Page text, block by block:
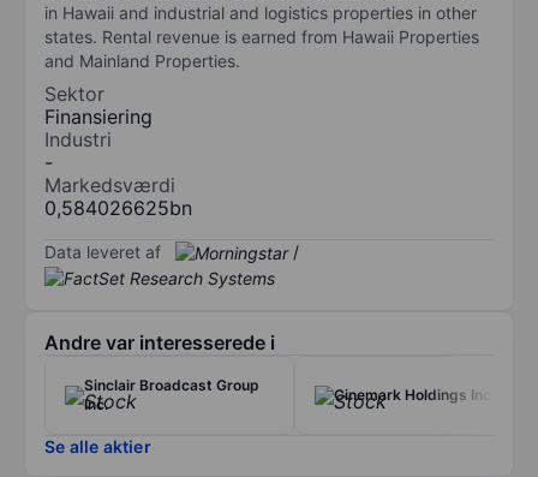
in Hawaii and industrial and logistics properties in other
states. Rental revenue is earned from Hawaii Properties
and Mainland Properties.
Sektor
Finansiering
Industri
-
Markedsværdi
0,584026625bn
Data leveret af /
Andre var interesserede i
Sinclair Broadcast Group
Inc.
Cinemark Holdings Inc.
Se alle aktier